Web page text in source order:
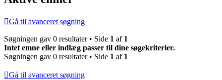
Gå til avanceret søgning
Søgningen gav 0 resultater • Side 1 af 1
Intet emne eller indlæg passer til dine søgekriterier.
Søgningen gav 0 resultater • Side 1 af 1
Gå til avanceret søgning